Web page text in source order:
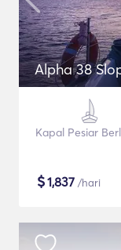
Alpha 38
Kapal Pesiar
$1,837 /hari